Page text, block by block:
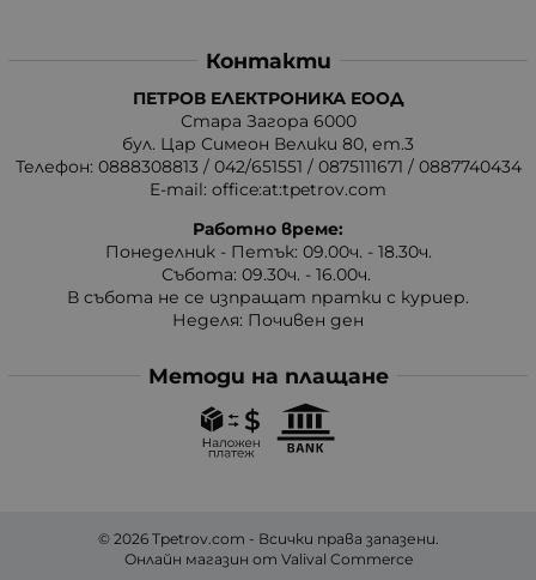
Контакти
ПЕТРОВ ЕЛЕКТРОНИКА ЕООД
Стара Загора 6000
бул. Цар Симеон Велики 80, ет.3
Телефон: 0888308813 / 042/651551 / 0875111671 / 0887740434
E-mail: office:at:tpetrov.com
Работно време:
Понеделник - Петък: 09.00ч. - 18.30ч.
Събота: 09.30ч. - 16.00ч.
В събота не се изпращат пратки с куриер.
Неделя: Почивен ден
Методи на плащане
© 2026 Tpetrov.com - Всички права запазени.
Онлайн магазин от Valival Commerce